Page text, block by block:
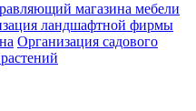
магазина мебели
ландшафтной фирмы
Организация садового